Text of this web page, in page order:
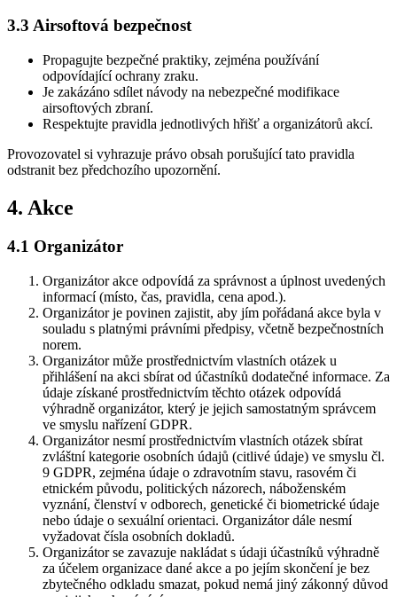
3.3 Airsoftová bezpečnost
Propagujte bezpečné praktiky, zejména používání
odpovídající ochrany zraku.
Je zakázáno sdílet návody na nebezpečné modifikace
airsoftových zbraní.
Respektujte pravidla jednotlivých hřišť a organizátorů akcí.
Provozovatel si vyhrazuje právo obsah porušující tato pravidla
odstranit bez předchozího upozornění.
4. Akce
4.1 Organizátor
Organizátor akce odpovídá za správnost a úplnost uvedených
informací (místo, čas, pravidla, cena apod.).
Organizátor je povinen zajistit, aby jím pořádaná akce byla v
souladu s platnými právními předpisy, včetně bezpečnostních
norem.
Organizátor může prostřednictvím vlastních otázek u
přihlášení na akci sbírat od účastníků dodatečné informace. Za
údaje získané prostřednictvím těchto otázek odpovídá
výhradně organizátor, který je jejich samostatným správcem
ve smyslu nařízení GDPR.
Organizátor nesmí prostřednictvím vlastních otázek sbírat
zvláštní kategorie osobních údajů (citlivé údaje) ve smyslu čl.
9 GDPR, zejména údaje o zdravotním stavu, rasovém či
etnickém původu, politických názorech, náboženském
vyznání, členství v odborech, genetické či biometrické údaje
nebo údaje o sexuální orientaci. Organizátor dále nesmí
vyžadovat čísla osobních dokladů.
Organizátor se zavazuje nakládat s údaji účastníků výhradně
za účelem organizace dané akce a po jejím skončení je bez
zbytečného odkladu smazat, pokud nemá jiný zákonný důvod